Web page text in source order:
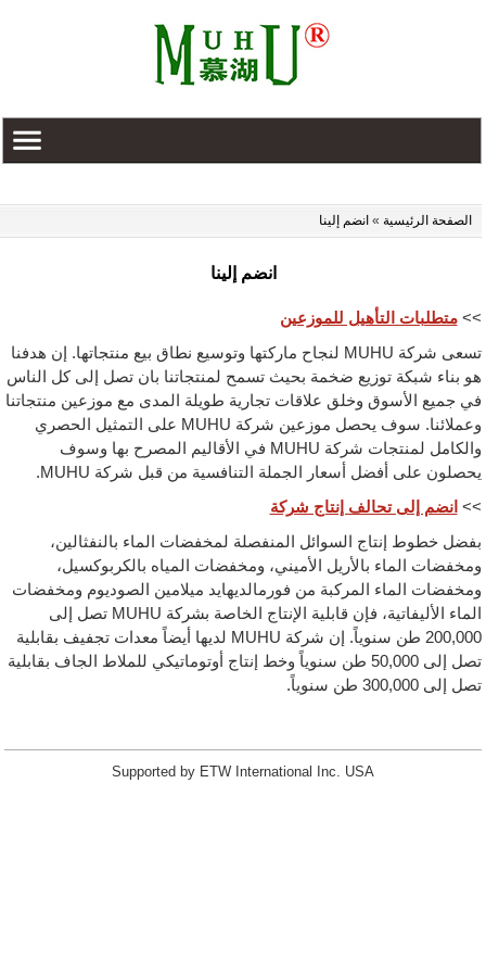
الصفحة الرئيسية » انضم إلينا
انضم إلينا
>> متطلبات التأهيل للموزعين
تسعى شركة MUHU لنجاح ماركتها وتوسيع نطاق بيع منتجاتها. إن هدفنا
هو بناء شبكة توزيع ضخمة بحيث تسمح لمنتجاتنا بان تصل إلى كل الناس
في جميع الأسوق وخلق علاقات تجارية طويلة المدى مع موزعين منتجاتنا
وعملائنا. سوف يحصل موزعين شركة MUHU على التمثيل الحصري
والكامل لمنتجات شركة MUHU في الأقاليم المصرح بها وسوف
يحصلون على أفضل أسعار الجملة التنافسية من قبل شركة MUHU.
>> انضم إلى تحالف إنتاج شركة
بفضل خطوط إنتاج السوائل المنفصلة لمخفضات الماء بالنفثالين،
ومخفضات الماء بالأريل الأميني، ومخفضات المياه بالكربوكسيل،
ومخفضات الماء المركبة من فورمالديهايد ميلامين الصوديوم ومخفضات
الماء الأليفاتية، فإن قابلية الإنتاج الخاصة بشركة MUHU تصل إلى
200,000 طن سنوياً. إن شركة MUHU لديها أيضاً معدات تجفيف بقابلية
تصل إلى 50,000 طن سنوياً وخط إنتاج أوتوماتيكي للملاط الجاف بقابلية
تصل إلى 300,000 طن سنوياً.
Supported by ETW International Inc. USA